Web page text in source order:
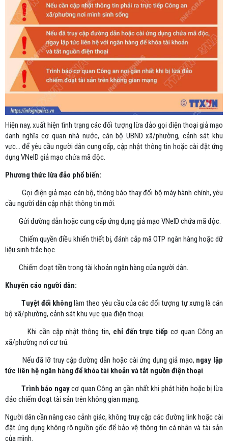
Hiện nay, xuất hiện tình trạng các đối tượng lừa đảo gọi điện thoại giả mạo
danh nghĩa cơ quan nhà nước, cán bộ UBND xã/phường, cảnh sát khu
vực… để yêu cầu người dân cung cấp, cập nhật thông tin hoặc cài đặt ứng
dụng VNeID giả mạo chứa mã độc.
Phương thức lừa đảo phổ biến:
Gọi điện giả mạo cán bộ, thông báo thay đổi bộ máy hành chính, yêu
cầu người dân cập nhật thông tin mới.
Gửi đường dẫn hoặc cung cấp ứng dụng giả mạo VNeID chứa mã độc.
Chiếm quyền điều khiển thiết bị, đánh cắp mã OTP ngân hàng hoặc dữ
liệu sinh trắc học.
Chiếm đoạt tiền trong tài khoản ngân hàng của người dân.
Khuyến cáo người dân:
Tuyệt đối không làm theo yêu cầu của các đối tượng tự xưng là cán
bộ xã/phường, cảnh sát khu vực qua điện thoại.
Khi cần cập nhật thông tin, chỉ đến trực tiếp cơ quan Công an
xã/phường nơi cư trú.
Nếu đã lỡ truy cập đường dẫn hoặc cài ứng dụng giả mạo, ngay lập
tức liên hệ ngân hàng để khóa tài khoản và tắt nguồn điện thoại.
Trình báo ngaycơ quan Công an gần nhất khi phát hiện hoặc bị lừa
đảo chiếm đoạt tài sản trên không gian mạng.
Người dân cần nâng cao cảnh giác, không truy cập các đường link hoặc cài
đặt ứng dụng không rõ nguồn gốc để bảo vệ thông tin cá nhân và tài sản
của mình.